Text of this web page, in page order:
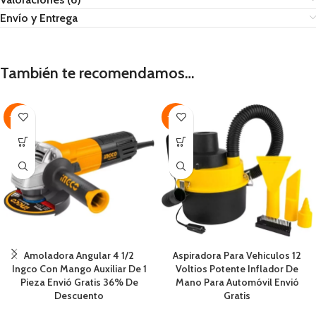
Envío y Entrega
También te recomendamos…
-36%
Amoladora Angular 4 1/2
Ingco Con Mango Auxiliar De 1
Pieza Envió Gratis 36% De
Descuento
-43%
Aspiradora Para Vehiculos 12
Voltios Potente Inflador De
Mano Para Automóvil Envió
Gratis